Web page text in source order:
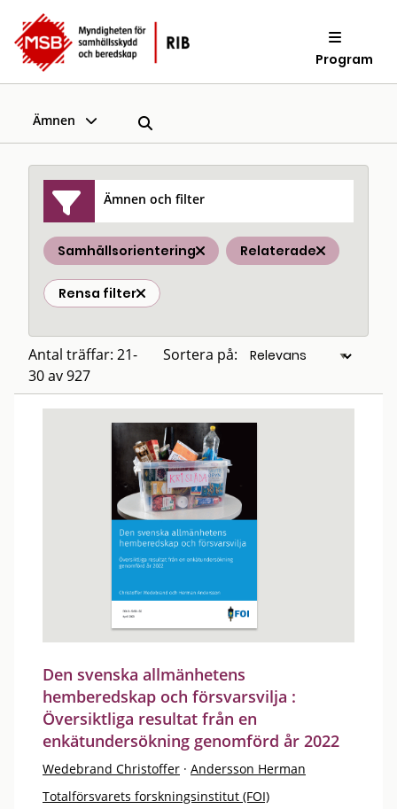
Program
Ämnen
Ämnen och filter
Samhällsorientering Relaterade
Rensa filter
Antal träffar: 21-
30 av 927
Sortera på:
Den svenska allmänhetens
hemberedskap och försvarsvilja :
Översiktliga resultat från en
enkätundersökning genomförd år 2022
Wedebrand Christoffer · Andersson Herman
Totalförsvarets forskningsinstitut (FOI)